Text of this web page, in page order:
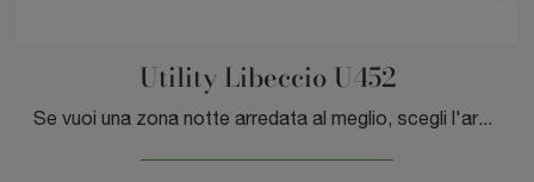
Utility Libeccio U452
Se vuoi una zona notte arredata al meglio, scegli l'armadio Utility Libeccio U452 con ante battenti di Moretti Compact Giorno Notte!